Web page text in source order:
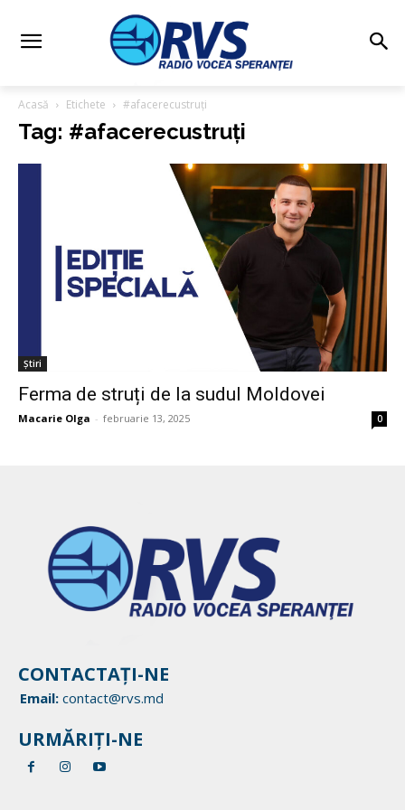
Acasă Etichete #afacerecustruți
Tag: #afacerecustruți
Știri
Ferma de struți de la sudul Moldovei
Macarie Olga - februarie 13, 2025 0
CONTACTAȚI-NE
Email: contact@rvs.md
URMĂRIȚI-NE